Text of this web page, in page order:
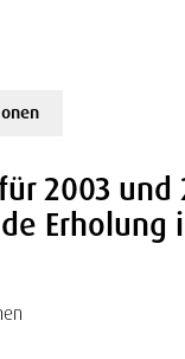
2003 und
Erholung